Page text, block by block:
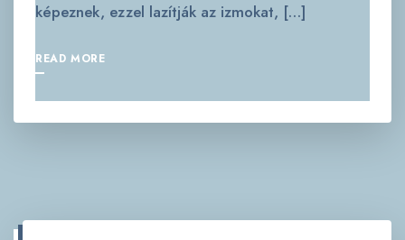
képeznek, ezzel lazítják az izmokat, […]
READ MORE